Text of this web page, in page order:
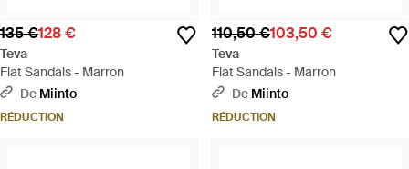
135 €128 €
Teva
Flat Sandals - Marron
De Miinto
RÉDUCTION
110,50 €103,50 €
Teva
Flat Sandals - Marron
De Miinto
RÉDUCTION